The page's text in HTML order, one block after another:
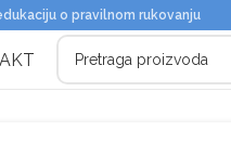
o pravilnom rukovanju